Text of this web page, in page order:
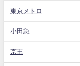
東京メトロ
小田急
京王